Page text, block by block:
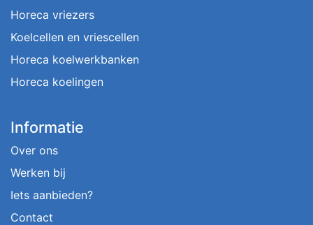
Horeca vriezers
Koelcellen en vriescellen
Horeca koelwerkbanken
Horeca koelingen
Informatie
Over ons
Werken bij
Iets aanbieden?
Contact